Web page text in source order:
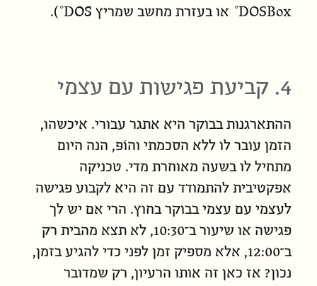
DOSBox
או בעזרת מחשב שמריץ DOS
).
4. קביעת פגישות עם עצמי
ההתארגנות בבוקר היא אתגר עבורי. איכשהו,
הזמן עובר לו ללא הסכמתי והוֹפּ, הנה היום
מתחיל לו בשעה מאוחרת מדי. טכניקה
אפקטיבית להתמודד עם זה היא לקבוע פגישה
לעצמי עם עצמי בבוקר בחוץ. הרי אם יש לך
פגישה או שיעור ב־10:30, לא
תצא מהבית רק
ב־12:00, אלא מספיק זמן לפני כדי להגיע בזמן,
נכון? אז כאן זה אותו הרעיון, רק שמדובר